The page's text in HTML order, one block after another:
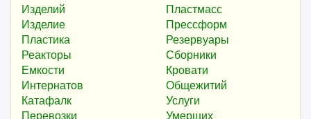
Изделий
Пластмасс
Изделие
Прессформ
Пластика
Резервуары
Реакторы
Сборники
Емкости
Кровати
Интернатов
Общежитий
Катафалк
Услуги
Перевозки
Умерших